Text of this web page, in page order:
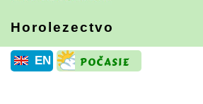
Horolezectvo
EN